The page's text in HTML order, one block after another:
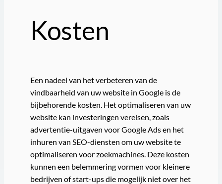
Kosten
Een nadeel van het verbeteren van de
vindbaarheid van uw website in Google is de
bijbehorende kosten. Het optimaliseren van uw
website kan investeringen vereisen, zoals
advertentie-uitgaven voor Google Ads en het
inhuren van SEO-diensten om uw website te
optimaliseren voor zoekmachines. Deze kosten
kunnen een belemmering vormen voor kleinere
bedrijven of start-ups die mogelijk niet over het